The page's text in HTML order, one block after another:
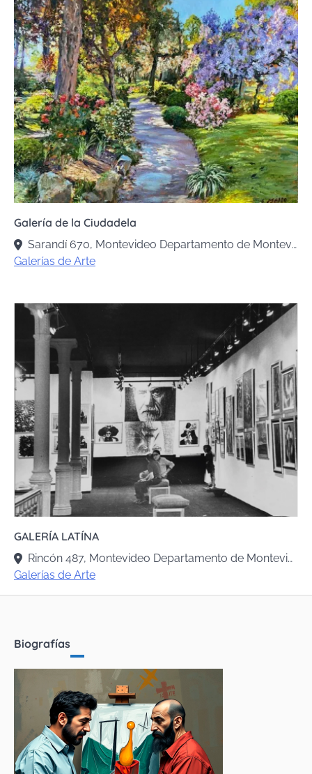
Galería de la Ciudadela
Sarandí 670, Montevideo Departamento de Montevideo, Uruguay
Galerías de Arte
GALERÍA LATÍNA
Rincón 487, Montevideo Departamento de Montevideo, Uruguay
Galerías de Arte
Biografías